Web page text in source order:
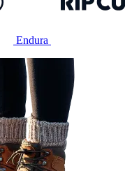
Endura